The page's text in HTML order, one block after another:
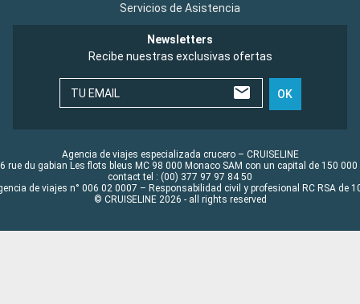
Servicios de Asistencia
Newsletters
Recibe nuestras exclusivas ofertas
TU EMAIL OK
Agencia de viajes especializada crucero – CRUISELINE
rue du gabian Les flots bleus MC 98 000 Monaco SAM con un capital de 150 000
contact tel : (00) 377 97 97 84 50
de viajes n° 006 02 0007 – Responsabilidad civil y profesional RC RSA de
© CRUISELINE 2026 - all rights reserved